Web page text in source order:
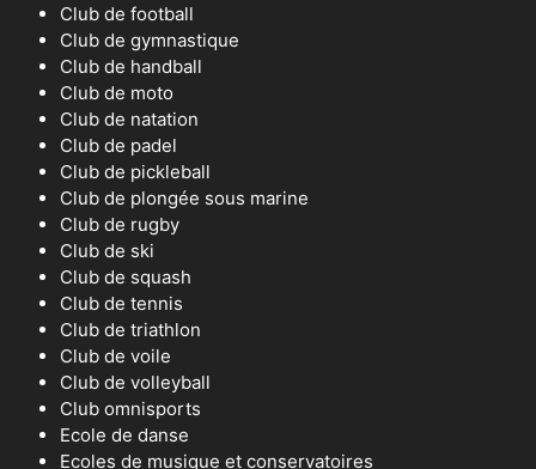
Club de football
Club de gymnastique
Club de handball
Club de moto
Club de natation
Club de padel
Club de pickleball
Club de plongée sous marine
Club de rugby
Club de ski
Club de squash
Club de tennis
Club de triathlon
Club de voile
Club de volleyball
Club omnisports
Ecole de danse
Ecoles de musique et conservatoires